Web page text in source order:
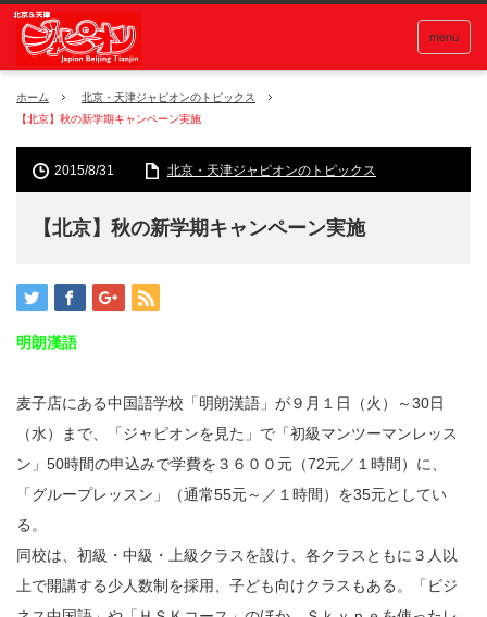
menu
ホーム
北京・天津ジャピオンのトピックス
【北京】秋の新学期キャンペーン実施
2015/8/31 北京・天津ジャピオンのトピックス
【北京】秋の新学期キャンペーン実施
明朗漢語
麦子店にある中国語学校「明朗漢語」が９月１日（火）～30日
（水）まで、「ジャピオンを見た」で「初級マンツーマンレッス
ン」50時間の申込みで学費を３６００元（72元／１時間）に、
「グループレッスン」（通常55元～／１時間）を35元としてい
る。
同校は、初級・中級・上級クラスを設け、各クラスともに３人以
上で開講する少人数制を採用、子ども向けクラスもある。「ビジ